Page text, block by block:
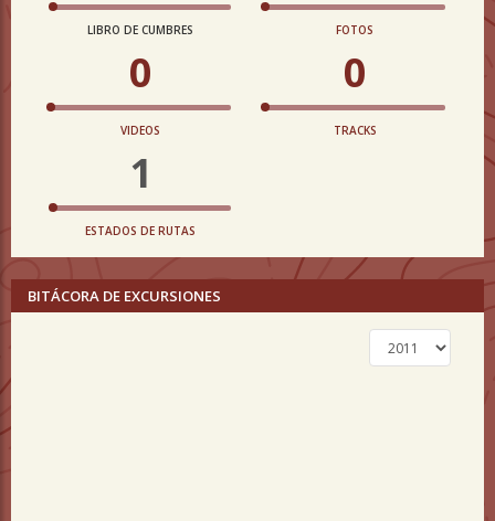
LIBRO DE CUMBRES FOTOS
0
VIDEOS
0
TRACKS
1
ESTADOS DE RUTAS
BITÁCORA DE EXCURSIONES